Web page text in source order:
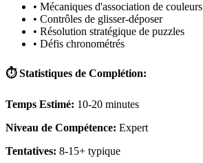
• Mécaniques d'association de couleurs
• Contrôles de glisser-déposer
• Résolution stratégique de puzzles
• Défis chronométrés
⏱️ Statistiques de Complétion:
Temps Estimé: 10-20 minutes
Niveau de Compétence: Expert
Tentatives: 8-15+ typique